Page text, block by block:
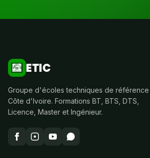
ETIC
Groupe d'écoles techniques de référence
Côte d'Ivoire. Formations BT, BTS, DTS,
Licence, Master et Ingénieur.